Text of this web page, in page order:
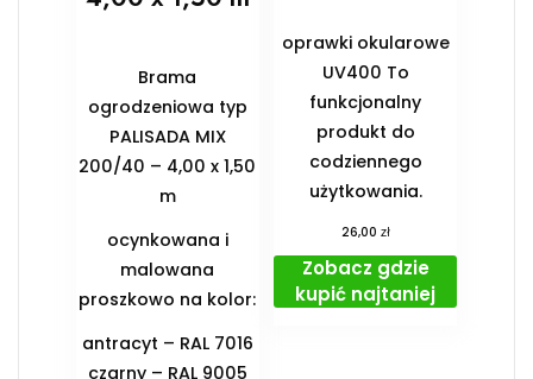
Brama
ogrodzeniowa typ
PALISADA MIX
200/40 – 4,00 x 1,50
m
ocynkowana i
malowana
proszkowo na kolor:
antracyt – RAL 7016
czarny – RAL 9005
oprawki okularowe
UV400 To
funkcjonalny
produkt do
codziennego
użytkowania.
26,00 zł
Zobacz gdzie
kupić najtaniej